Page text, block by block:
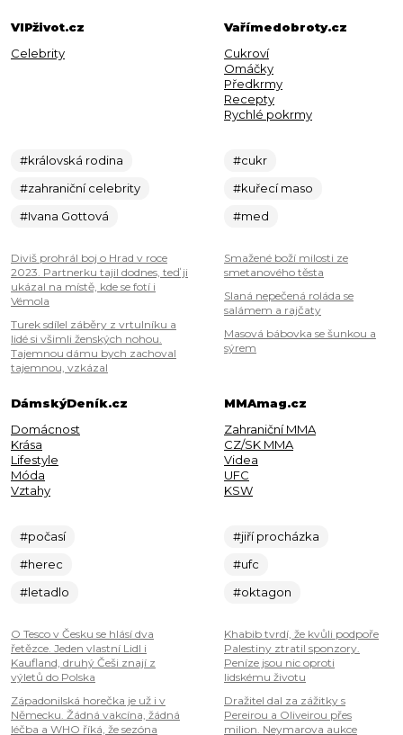
VIPživot.cz
Celebrity
#královská rodina
#zahraniční celebrity
#Ivana Gottová
Diviš prohrál boj o Hrad v roce
2023. Partnerku tajil dodnes, teď ji
ukázal na místě, kde se fotí i
Vémola
Turek sdílel záběry z vrtulníku a
lidé si všimli ženských nohou.
Tajemnou dámu bych zachoval
tajemnou, vzkázal
Vařímedobroty.cz
Cukroví
Omáčky
Předkrmy
Recepty
Rychlé pokrmy
#cukr
#kuřecí maso
#med
Smažené boží milosti ze
smetanového těsta
Slaná nepečená roláda se
salámem a rajčaty
Masová bábovka se šunkou a
sýrem
DámskýDeník.cz
Domácnost
Krása
Lifestyle
Móda
Vztahy
#počasí
#herec
#letadlo
O Tesco v Česku se hlásí dva
řetězce. Jeden vlastní Lidl i
Kaufland, druhý Češi znají z
výletů do Polska
Západonilská horečka je už i v
Německu. Žádná vakcína, žádná
léčba a WHO říká, že sezóna
MMAmag.cz
Zahraniční MMA
CZ/SK MMA
Videa
UFC
KSW
#jiří procházka
#ufc
#oktagon
Khabib tvrdí, že kvůli podpoře
Palestiny ztratil sponzory.
Peníze jsou nic oproti
lidskému životu
Dražitel dal za zážitky s
Pereirou a Oliveirou přes
milion. Neymarova aukce